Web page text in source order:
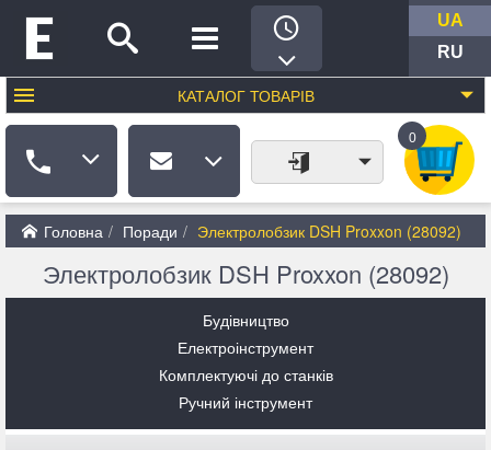
UA
RU
КАТАЛОГ ТОВАРІВ
0
Головна Поради Электролобзик DSH Proxxon (28092)
Электролобзик DSH Proxxon (28092)
Будівництво
Електроінструмент
Комплектуючі до станків
Ручний інструмент